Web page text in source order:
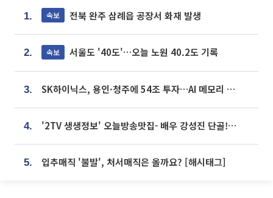
1. 속보 전북 완주 삼례읍 공장서 화재 발생
2. 속보 서울도 '40도'…오늘 노원 40.2도 기록
3. SK하이닉스, 용인·청주에 54조 투자…AI 메모리 생산기지 키운다
4. '2TV 생생정보' 오늘방송맛집- 배우 강성진 단골! 쌀국수ㆍ푸팟퐁 커리 맛집 '블○○○'
5. 입추매직 '불발', 처서매직은 올까요? [해시태그]